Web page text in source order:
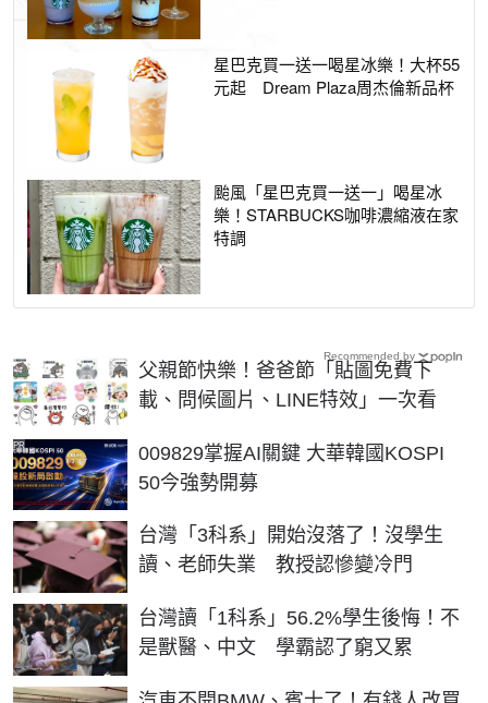
星巴克買一送一喝星冰樂！大杯55
元起 Dream Plaza周杰倫新品杯
颱風「星巴克買一送一」喝星冰
樂！STARBUCKS咖啡濃縮液在家
特調
父親節快樂！爸爸節「貼圖免費下
載、問候圖片、LINE特效」一次看
009829掌握AI關鍵 大華韓國KOSPI
50今強勢開募
PR
台灣「3科系」開始沒落了！沒學生
讀、老師失業 教授認慘變冷門
台灣讀「1科系」56.2%學生後悔！不
是獸醫、中文 學霸認了窮又累
Recommended by